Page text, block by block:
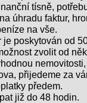
tísně,
úhradu faktur,
na vše.
je poskytován od
zvolit od
přijedeme za
předem.
již do 48 hodin.